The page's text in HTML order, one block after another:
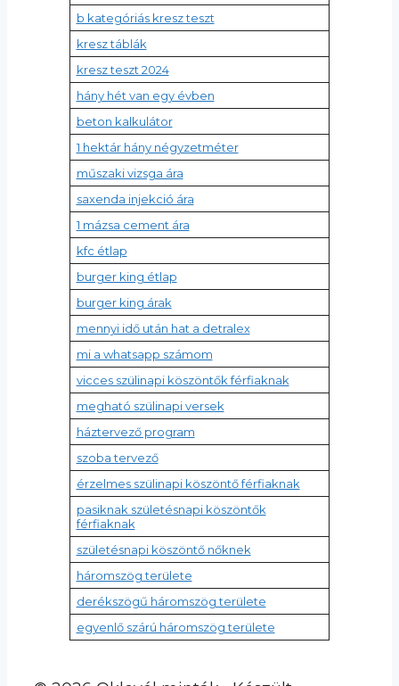
b kategóriás kresz teszt
kresz táblák
kresz teszt 2024
hány hét van egy évben
beton kalkulátor
1 hektár hány négyzetméter
műszaki vizsga ára
saxenda injekció ára
1 mázsa cement ára
kfc étlap
burger king étlap
burger king árak
mennyi idő után hat a detralex
mi a whatsapp számom
vicces szülinapi köszöntők férfiaknak
megható szülinapi versek
háztervező program
szoba tervező
érzelmes szülinapi köszöntő férfiaknak
pasiknak születésnapi köszöntők
férfiaknak
születésnapi köszöntő nőknek
háromszög területe
derékszögű háromszög területe
egyenlő szárú háromszög területe